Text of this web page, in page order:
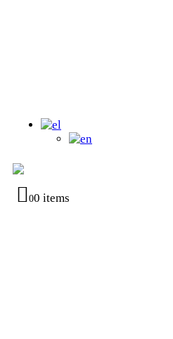
00 items